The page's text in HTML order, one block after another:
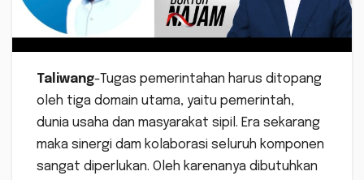
Taliwang-Tugas pemerintahan harus ditopang
oleh tiga domain utama, yaitu pemerintah,
dunia usaha dan masyarakat sipil. Era sekarang
maka sinergi dam kolaborasi seluruh komponen
sangat diperlukan. Oleh karenanya dibutuhkan